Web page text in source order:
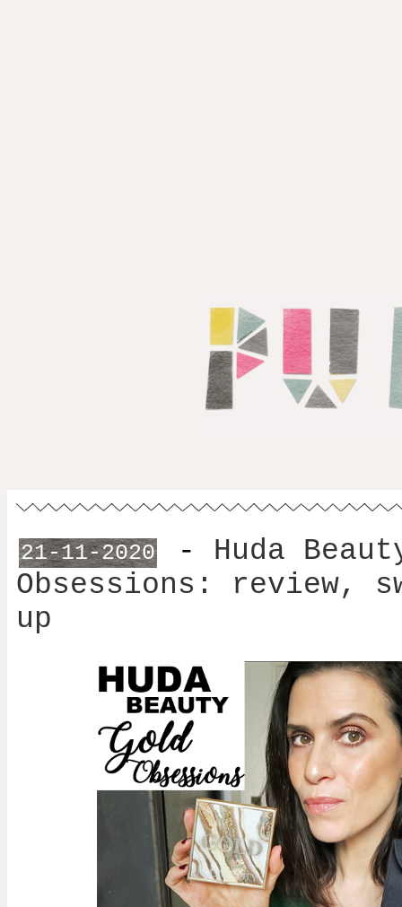
21-11-2020 - Huda
Obsessions: review,
up